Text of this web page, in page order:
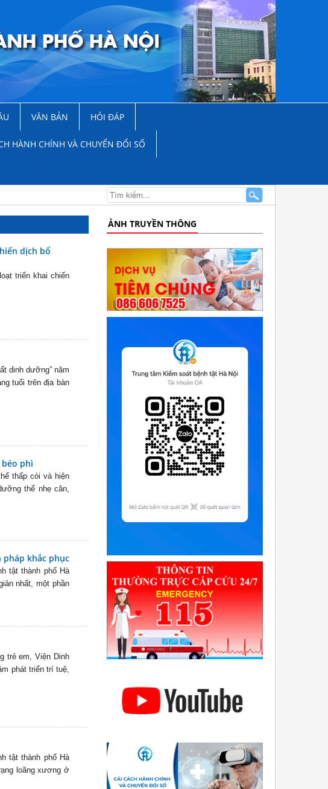
VĂN BẢN HỎI ĐÁP
HÀNH CHÍNH VÀ CHUYỂN ĐỔI SỐ
dịch bổ
triển khai chiến
dinh dưỡng” năm
tuổi trên địa bàn
phì
thấp còi và hiện
thể nhẹ cân,
khắc phục
tật thành phố Hà
nhất, một phần
trẻ em, Viện Dinh
phát triển trí tuệ,
tật thành phố Hà
loãng xương ở
ẢNH TRUYỀN THÔNG